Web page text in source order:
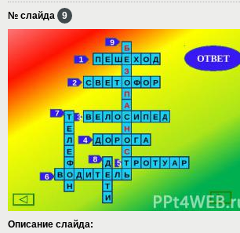
№ слайда 9
Описание слайда: